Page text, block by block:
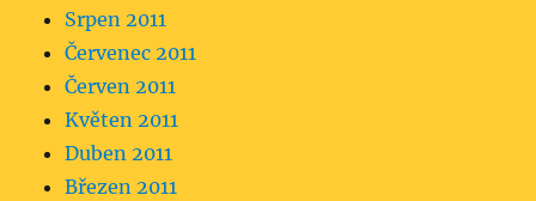
Srpen 2011
Červenec 2011
Červen 2011
Květen 2011
Duben 2011
Březen 2011